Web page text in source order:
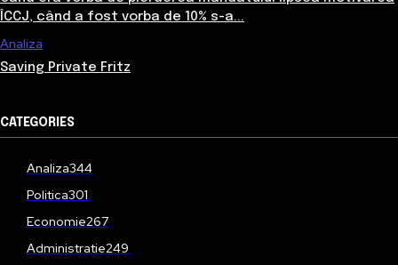
ÎCCJ, când a fost vorba de 10% s-a...
Analiza
Saving Private Fritz
CATEGORIES
Analiza344
Politica301
Economie267
Administratie249